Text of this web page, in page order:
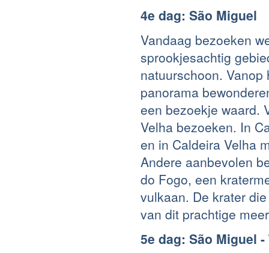
4e dag: São Miguel
Vandaag bezoeken
sprookjesachtig
natuurschoon.
panorama
een bezoekje waard.
Velha bezoeken. In
en in Caldeira Velha
Andere aanbevolen
do Fogo, een
vulkaan. De krater
van dit prachtige
5e dag: São Miguel -